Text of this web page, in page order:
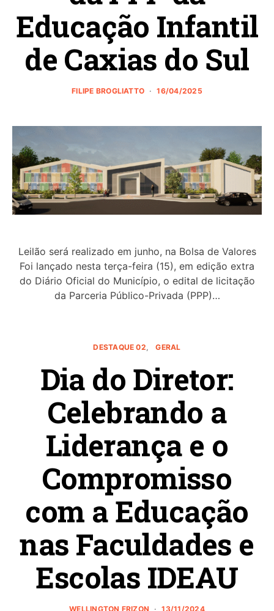
Educação Infantil
de Caxias do Sul
FILIPE BROGLIATTO 16/04/2025
Leilão será realizado em junho, na Bolsa de Valores
Foi lançado nesta terça-feira (15), em edição extra
do Diário Oficial do Município, o edital de licitação
da Parceria Público-Privada (PPP)…
DESTAQUE 02 GERAL
Dia do Diretor:
Celebrando a
Liderança e o
Compromisso
com a Educação
nas Faculdades e
Escolas IDEAU
WELLINGTON FRIZON 13/11/2024